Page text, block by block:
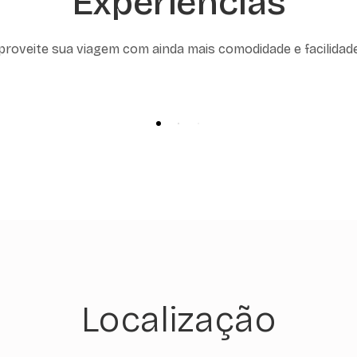
sua viagem com ainda mais comodidade e
Localização